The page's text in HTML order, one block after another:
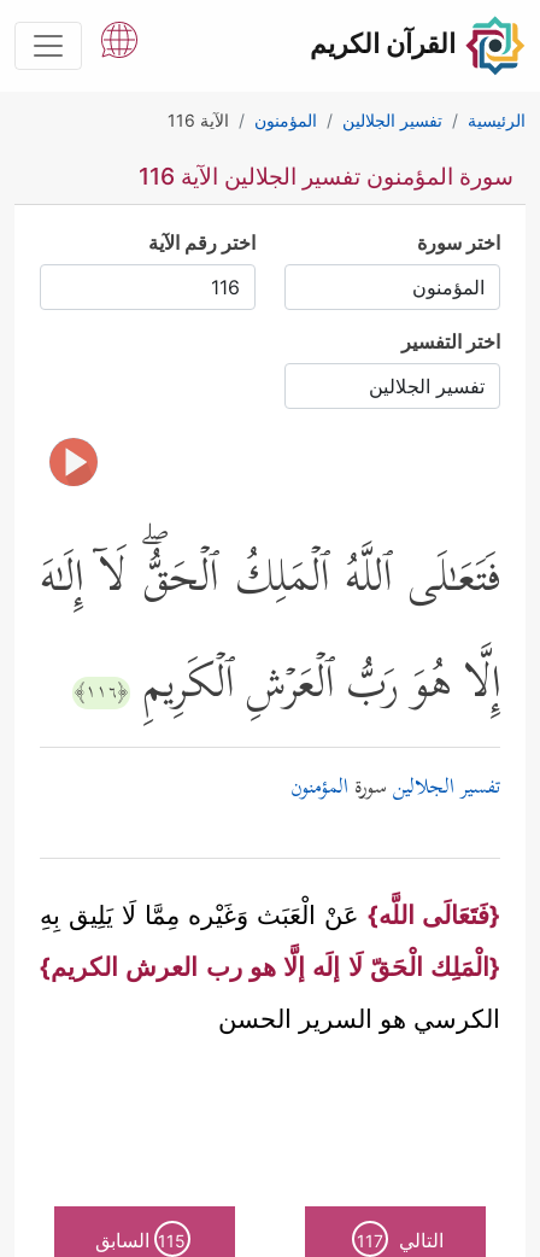
القرآن الكريم
الرئيسية تفسير الجلالين المؤمنون الآية 116
سورة المؤمنون تفسير الجلالين الآية 116
اختر سورة اختر رقم الآية
اختر التفسير
فَتَعَـٰلَى ٱللَّهُ ٱلۡمَلِكُ ٱلۡحَقُّۖ لَاۤ إِلَـٰهَ
إِلَّا هُوَ رَبُّ ٱلۡعَرۡشِ ٱلۡكَرِیمِ ﴿١١٦﴾
تفسير الجلالينسورة المؤمنون
{فَتَعَالَى اللَّه} عَنْ الْعَبَث وَغَيْره مِمَّا لَا يَلِيق بِهِ
{الْمَلِك الْحَقّ لَا إلَه إلَّا هو رب العرش الكريم}
الكرسي هو السرير الحسن
التالي 117
115 السابق